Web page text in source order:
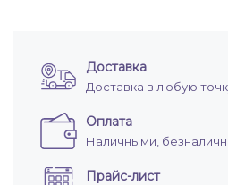
Доставка
Доставка в любую
Оплата
Наличными,
Прайс-лист